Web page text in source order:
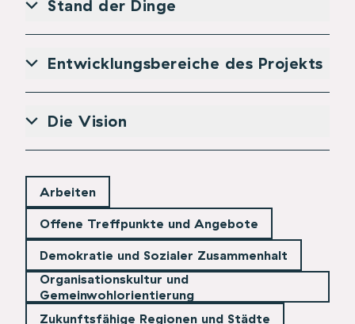
Stand der Dinge
Entwicklungsbereiche des Projekts
Die Vision
Arbeiten
Offene Treffpunkte und Angebote
Demokratie und Sozialer Zusammenhalt
Organisationskultur und
Gemeinwohlorientierung
Zukunftsfähige Regionen und Städte